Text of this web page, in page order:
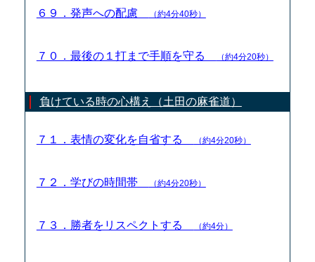
６９．発声への配慮 （約4分40秒）
７０．最後の１打まで手順を守る （約4分20秒）
負けている時の心構え（土田の麻雀道）
７１．表情の変化を自省する （約4分20秒）
７２．学びの時間帯 （約4分20秒）
７３．勝者をリスペクトする （約4分）